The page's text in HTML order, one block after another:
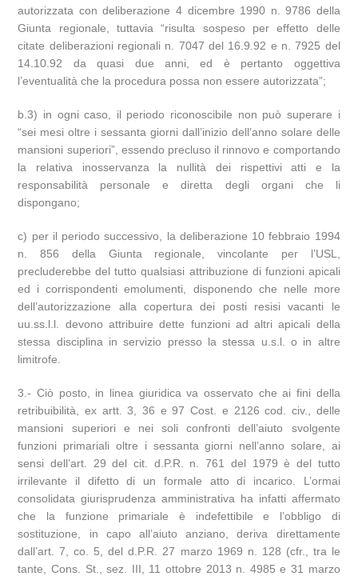
autorizzata con deliberazione 4 dicembre 1990 n. 9786 della
Giunta regionale, tuttavia “risulta sospeso per effetto delle
citate deliberazioni regionali n. 7047 del 16.9.92 e n. 7925 del
14.10.92 da quasi due anni, ed è pertanto oggettiva
l’eventualità che la procedura possa non essere autorizzata”;
b.3) in ogni caso, il periodo riconoscibile non può superare i
“sei mesi oltre i sessanta giorni dall’inizio dell’anno solare delle
mansioni superiori”, essendo precluso il rinnovo e comportando
la relativa inosservanza la nullità dei rispettivi atti e la
responsabilità personale e diretta degli organi che li
dispongano;
c) per il periodo successivo, la deliberazione 10 febbraio 1994
n. 856 della Giunta regionale, vincolante per l’USL,
precluderebbe del tutto qualsiasi attribuzione di funzioni apicali
ed i corrispondenti emolumenti, disponendo che nelle more
dell’autorizzazione alla copertura dei posti resisi vacanti le
uu.ss.l.l. devono attribuire dette funzioni ad altri apicali della
stessa disciplina in servizio presso la stessa u.s.l. o in altre
limitrofe.
3.- Ciò posto, in linea giuridica va osservato che ai fini della
retribuibilità, ex artt. 3, 36 e 97 Cost. e 2126 cod. civ., delle
mansioni superiori e nei soli confronti dell’aiuto svolgente
funzioni primariali oltre i sessanta giorni nell’anno solare, ai
sensi dell’art. 29 del cit. d.P.R. n. 761 del 1979 è del tutto
irrilevante il difetto di un formale atto di incarico. L’ormai
consolidata giurisprudenza amministrativa ha infatti affermato
che la funzione primariale è indefettibile e l’obbligo di
sostituzione, in capo all’aiuto anziano, deriva direttamente
dall’art. 7, co. 5, del d.P.R. 27 marzo 1969 n. 128 (cfr., tra le
tante, Cons. St., sez. III, 11 ottobre 2013 n. 4985 e 31 marzo